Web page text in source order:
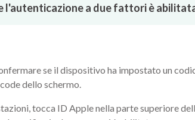
l'autenticazione a due fattori è
se il dispositivo ha impostato un
dello schermo.
tocca ID Apple nella parte superiore